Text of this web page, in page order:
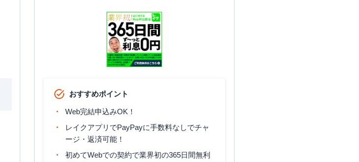
おすすめポイント
Web完結申込みOK！
レイクアプリでPayPayに手数料なしでチャ
ージ・返済可能！
初めてWebでの契約で業界初の365日間無利